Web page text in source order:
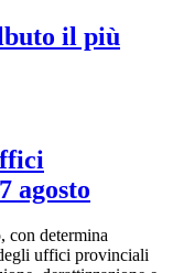
il più
agosto
con determina
uffici provinciali